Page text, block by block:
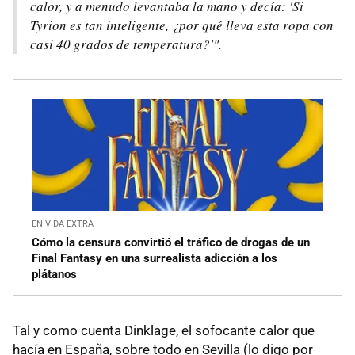
calor, y a menudo levantaba la mano y decía: 'Si
Tyrion es tan inteligente, ¿por qué lleva esta ropa con
casi 40 grados de temperatura?'".
EN VIDA EXTRA
Cómo la censura convirtió el tráfico de drogas de un
Final Fantasy en una surrealista adicción a los
plátanos
Tal y como cuenta Dinklage, el sofocante calor que
hacía en España, sobre todo en Sevilla (lo digo por